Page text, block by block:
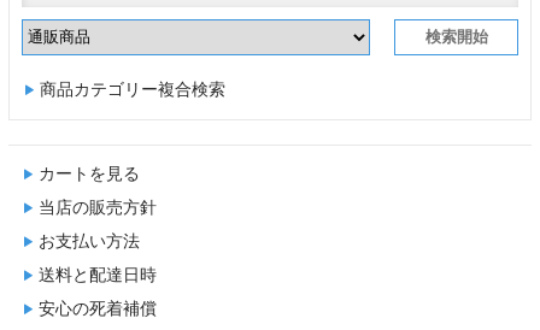
商品カテゴリー複合検索
カートを見る
当店の販売方針
お支払い方法
送料と配達日時
安心の死着補償